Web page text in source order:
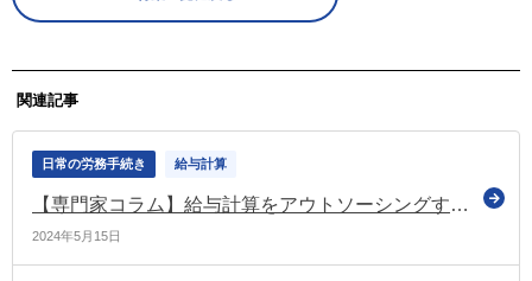
関連記事
日常の労務手続き 給与計算
【専門家コラム】給与計算をアウトソーシングする際に押さえておくべき事項とは？メリットデメリットも解説
2024年5月15日